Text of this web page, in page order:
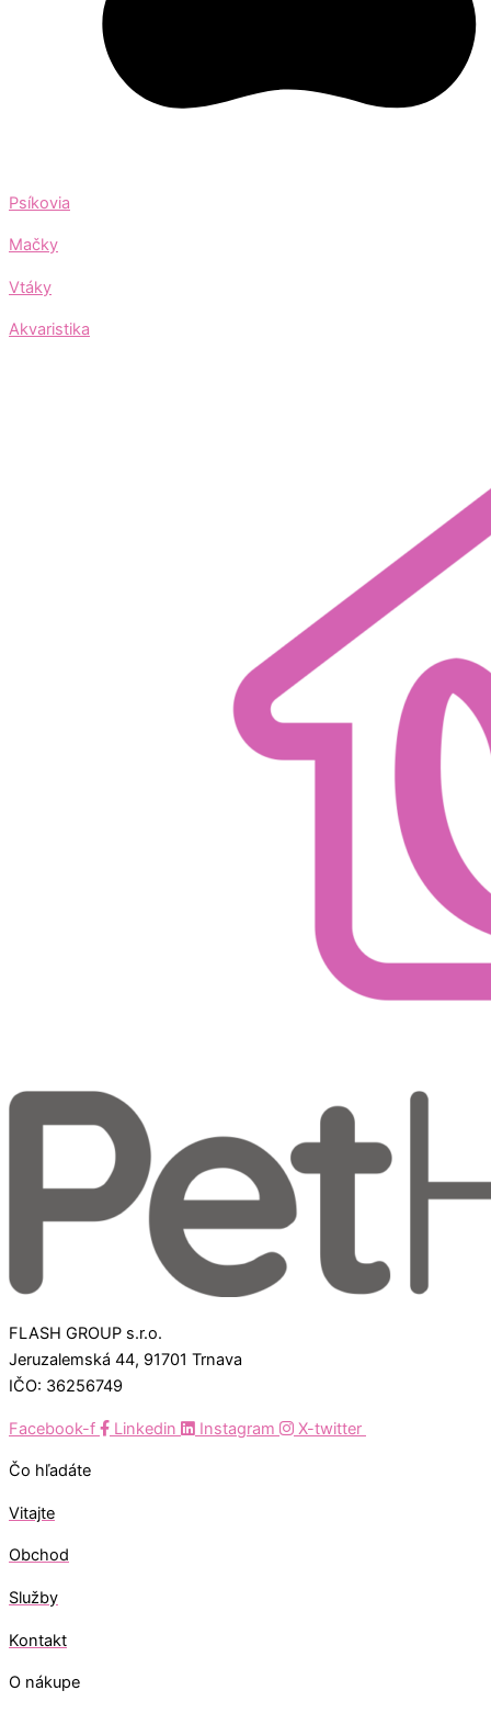
Psíkovia
Mačky
Vtáky
Akvaristika
FLASH GROUP s.r.o.
Jeruzalemská 44, 91701 Trnava
IČO: 36256749
Facebook-f Linkedin Instagram X-twitter
Čo hľadáte
Vitajte
Obchod
Služby
Kontakt
O nákupe